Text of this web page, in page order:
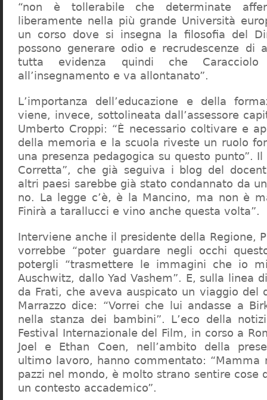
“non è tollerabile che determinate
liberamente nella più grande Università
un corso dove si insegna la filosofia del
possono generare odio e recrudescenze di
tutta evidenza quindi che
all’insegnamento e va allontanato”.
L’importanza dell’educazione e della
viene, invece, sottolineata dall’assessore
Umberto Croppi: “È necessario coltivare e
della memoria e la scuola riveste un ruolo
una presenza pedagogica su questo punto”.
Corretta”, che già seguiva i blog del
altri paesi sarebbe già stato condannato da
no. La legge c’è, è la Mancino, ma non è
Finirà a tarallucci e vino anche questa volta”.
Interviene anche il presidente della Regione,
vorrebbe “poter guardare negli occhi
potergli “trasmettere le immagini che io
Auschwitz, dallo Yad Vashem”. E, sulla linea
da Frati, che aveva auspicato un viaggio del
Marrazzo dice: “Vorrei che lui andasse a
nella stanza dei bambini”. L’eco della
Festival Internazionale del Film, in corso a
Joel e Ethan Coen, nell’ambito della
ultimo lavoro, hanno commentato: “Mamma
pazzi nel mondo, è molto strano sentire cose
un contesto accademico”.